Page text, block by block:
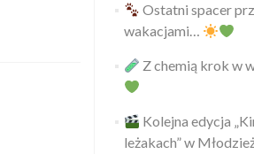
Ostatni spacer
wakacjami…
Z chemią krok w
Kolejna edycja
leżakach” w